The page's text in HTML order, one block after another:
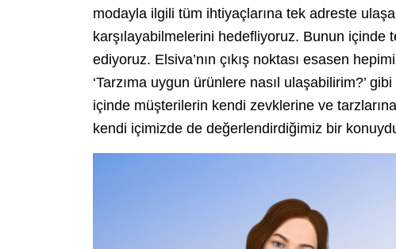
modayla ilgili tüm ihtiyaçlarına tek adreste
karşılayabilmelerini hedefliyoruz. Bunun
ediyoruz. Elsiva’nın çıkış noktası esasen
‘Tarzıma uygun ürünlere nasıl ulaşabilirim?’
içinde müşterilerin kendi zevklerine ve
kendi içimizde de değerlendirdiğimiz bir